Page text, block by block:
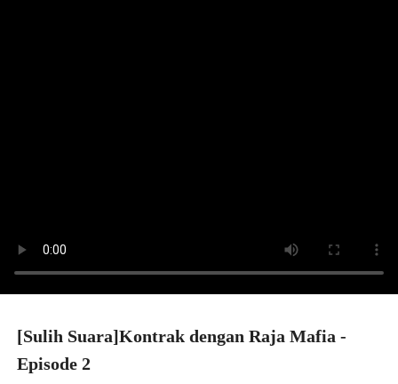
[Sulih Suara]Kontrak dengan Raja Mafia -
Episode 2